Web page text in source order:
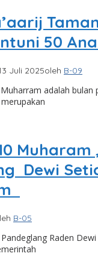
50
Juli 2025oleh B-09
adalah bulan
Muharam
Dewi
B-05
Raden